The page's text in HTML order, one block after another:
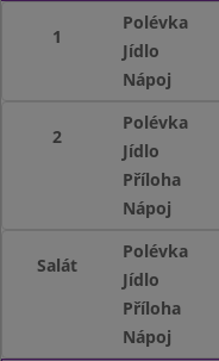
1
Polévka
Jídlo
Nápoj
2
Polévka
Jídlo
Příloha
Nápoj
Salát
Polévka
Jídlo
Příloha
Nápoj